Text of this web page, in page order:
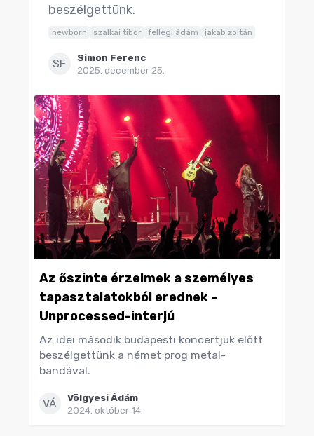
beszélgettünk.
newborn szalkai tibor fellegi ádám jakab zoltán
SF
Simon Ferenc
2025. december 25.
Az őszinte érzelmek a személyes
tapasztalatokból erednek -
Unprocessed-interjú
Az idei második budapesti koncertjük előtt
beszélgettünk a német prog metal-
bandával.
VÁ
Völgyesi Ádám
2024. október 14.